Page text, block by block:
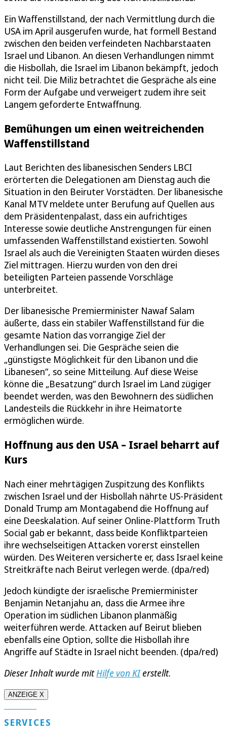
Ein Waffenstillstand, der nach Vermittlung durch die
USA im April ausgerufen wurde, hat formell Bestand
zwischen den beiden verfeindeten Nachbarstaaten
Israel und Libanon. An diesen Verhandlungen nimmt
die Hisbollah, die Israel im Libanon bekämpft, jedoch
nicht teil. Die Miliz betrachtet die Gespräche als eine
Form der Aufgabe und verweigert zudem ihre seit
Langem geforderte Entwaffnung.
Bemühungen um einen weitreichenden
Waffenstillstand
Laut Berichten des libanesischen Senders LBCI
erörterten die Delegationen am Dienstag auch die
Situation in den Beiruter Vorstädten. Der libanesische
Kanal MTV meldete unter Berufung auf Quellen aus
dem Präsidentenpalast, dass ein aufrichtiges
Interesse sowie deutliche Anstrengungen für einen
umfassenden Waffenstillstand existierten. Sowohl
Israel als auch die Vereinigten Staaten würden dieses
Ziel mittragen. Hierzu wurden von den drei
beteiligten Parteien passende Vorschläge
unterbreitet.
Der libanesische Premierminister Nawaf Salam
äußerte, dass ein stabiler Waffenstillstand für die
gesamte Nation das vorrangige Ziel der
Verhandlungen sei. Die Gespräche seien die
„günstigste Möglichkeit für den Libanon und die
Libanesen“, so seine Mitteilung. Auf diese Weise
könne die „Besatzung“ durch Israel im Land zügiger
beendet werden, was den Bewohnern des südlichen
Landesteils die Rückkehr in ihre Heimatorte
ermöglichen würde.
Hoffnung aus den USA – Israel beharrt auf
Kurs
Nach einer mehrtägigen Zuspitzung des Konflikts
zwischen Israel und der Hisbollah nährte US-Präsident
Donald Trump am Montagabend die Hoffnung auf
eine Deeskalation. Auf seiner Online-Plattform Truth
Social gab er bekannt, dass beide Konfliktparteien
ihre wechselseitigen Attacken vorerst einstellen
würden. Des Weiteren versicherte er, dass Israel keine
Streitkräfte nach Beirut verlegen werde. (dpa/red)
Jedoch kündigte der israelische Premierminister
Benjamin Netanjahu an, dass die Armee ihre
Operation im südlichen Libanon planmäßig
weiterführen werde. Attacken auf Beirut blieben
ebenfalls eine Option, sollte die Hisbollah ihre
Angriffe auf Städte in Israel nicht beenden. (dpa/red)
Dieser Inhalt wurde mitHilfe von KIerstellt.
ANZEIGE X
SERVICES